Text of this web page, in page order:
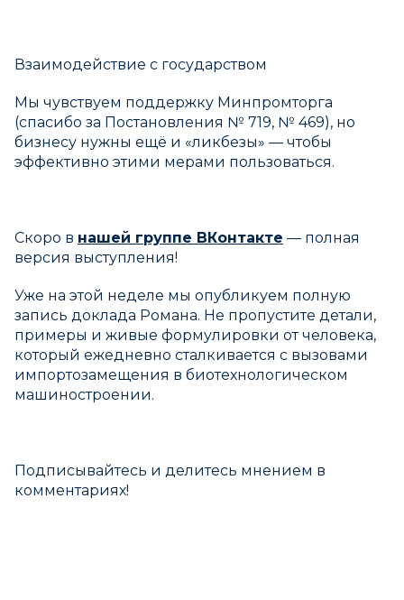
Взаимодействие с государством
Мы чувствуем поддержку Минпромторга
(спасибо за Постановления № 719, № 469), но
бизнесу нужны ещё и «ликбезы» — чтобы
эффективно этими мерами пользоваться.
Скоро в нашей группе ВКонтакте — полная
версия выступления!
Уже на этой неделе мы опубликуем полную
запись доклада Романа. Не пропустите детали,
примеры и живые формулировки от человека,
который ежедневно сталкивается с вызовами
импортозамещения в биотехнологическом
машиностроении.
Подписывайтесь и делитесь мнением в
комментариях!